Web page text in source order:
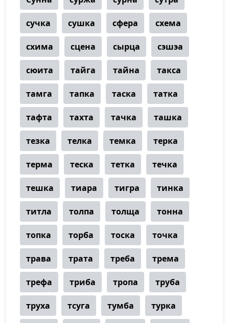
сучка сушка сфера схема
схима сцена сырца сэшэа
сюита тайга тайна такса
тамга тапка таска татка
тафта тахта тачка ташка
тезка телка темка терка
терма теска тетка течка
тешка тиара тигра тинка
титла толпа толща тонна
топка торба тоска точка
трава трата треба трема
трефа триба тропа труба
труха тсуга тумба турка